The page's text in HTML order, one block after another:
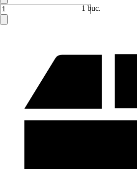
1 buc.